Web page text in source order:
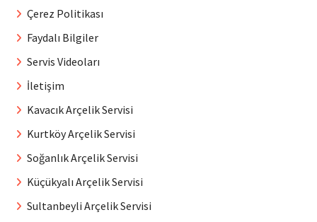
Çerez Politikası
Faydalı Bilgiler
Servis Videoları
İletişim
Kavacık Arçelik Servisi
Kurtköy Arçelik Servisi
Soğanlık Arçelik Servisi
Küçükyalı Arçelik Servisi
Sultanbeyli Arçelik Servisi